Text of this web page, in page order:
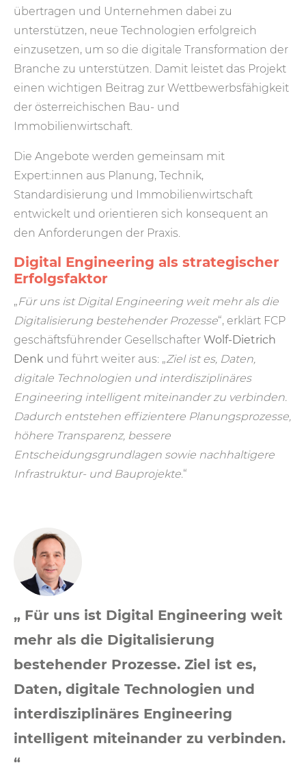
übertragen und Unternehmen dabei zu
unterstützen, neue Technologien erfolgreich
einzusetzen, um so die digitale Transformation der
Branche zu unterstützen. Damit leistet das Projekt
einen wichtigen Beitrag zur Wettbewerbsfähigkeit
der österreichischen Bau- und
Immobilienwirtschaft.
Die Angebote werden gemeinsam mit
Expert:innen aus Planung, Technik,
Standardisierung und Immobilienwirtschaft
entwickelt und orientieren sich konsequent an
den Anforderungen der Praxis.
Digital Engineering als strategischer
Erfolgsfaktor
„Für uns ist Digital Engineering weit mehr als die
Digitalisierung bestehender Prozesse“, erklärt FCP
geschäftsführender Gesellschafter Wolf-Dietrich
Denk und führt weiter aus: „Ziel ist es, Daten,
digitale Technologien und interdisziplinäres
Engineering intelligent miteinander zu verbinden.
Dadurch entstehen effizientere Planungsprozesse,
höhere Transparenz, bessere
Entscheidungsgrundlagen sowie nachhaltigere
Infrastruktur- und Bauprojekte.“
„ Für uns ist Digital Engineering weit
mehr als die Digitalisierung
bestehender Prozesse. Ziel ist es,
Daten, digitale Technologien und
interdisziplinäres Engineering
intelligent miteinander zu verbinden.